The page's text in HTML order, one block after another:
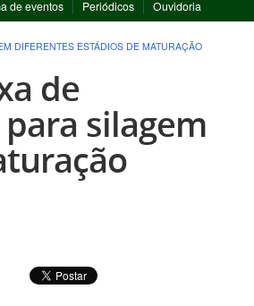
de eventos Periódicos Ouvidoria
DIFERENTES ESTÁDIOS DE MATURAÇÃO
de
silagem